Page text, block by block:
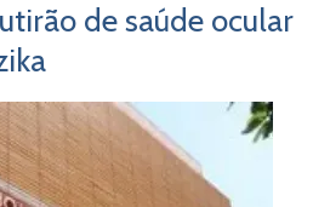
de saúde ocular